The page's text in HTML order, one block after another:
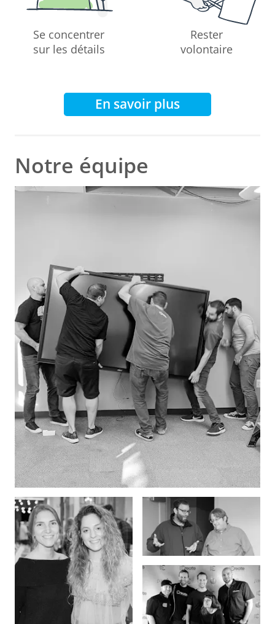
Se concentrer
sur les détails
Rester
volontaire
En savoir plus
Notre équipe